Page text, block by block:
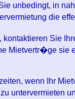
unbedingt, in
die
kontaktieren Sie
Mietvertr�ge sie
wenn Ihr
untervermieten